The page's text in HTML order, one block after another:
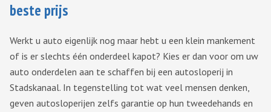
beste prijs
Werkt u auto eigenlijk nog maar hebt u een klein mankement
of is er slechts één onderdeel kapot? Kies er dan voor om uw
auto onderdelen aan te schaffen bij een autosloperij in
Stadskanaal. In tegenstelling tot wat veel mensen denken,
geven autosloperijen zelfs garantie op hun tweedehands en